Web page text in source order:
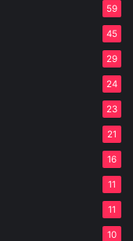
59
45
29
24
23
21
16
11
11
10